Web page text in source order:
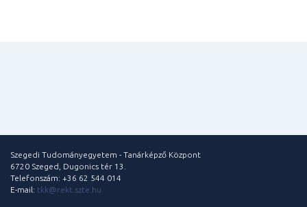
Szegedi Tudományegyetem - Tanárképző Központ
6720 Szeged, Dugonics tér 13.
Telefonszám: +36 62 544 014
E-mail: tkk@rekt.szte.hu